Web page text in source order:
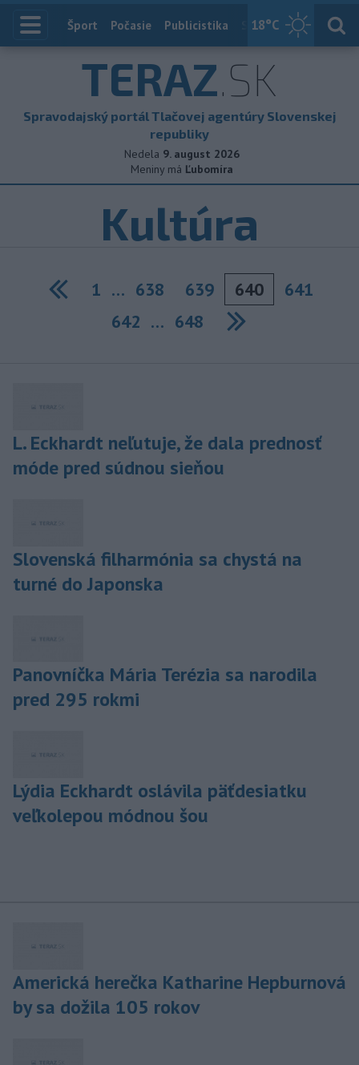
18°C
Index
Šport Počasie Publicistika Slovensko
TERAZ.SK
Spravodajský portál Tlačovej agentúry Slovenskej
republiky
Nedela 9. august 2026
Meniny má Ľubomíra
Kultúra
Previous
1 … 638 639 640
641
642 … 648
L. Eckhardt neľutuje, že dala prednosť
móde pred súdnou sieňou
Slovenská filharmónia sa chystá na
turné do Japonska
Panovníčka Mária Terézia sa narodila
pred 295 rokmi
Lýdia Eckhardt oslávila päťdesiatku
veľkolepou módnou šou
Americká herečka Katharine Hepburnová
by sa dožila 105 rokov